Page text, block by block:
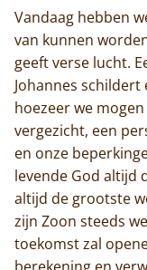
Vandaag hebben
van kunnen
geeft verse lucht.
Johannes
hoezeer we
vergezicht, een
en onze
levende God altijd
altijd de grootste
zijn Zoon steeds
toekomst zal